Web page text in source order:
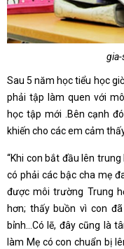
gia-
Sau 5 năm học tiểu học
phải tập làm quen với
học tập mới .Bên cạnh
khiến cho các em cảm
“Khi con bắt đầu lên
có phải các bậc cha mẹ
được môi trường Trung
hơn; thấy buồn vì con
bỉnh…Có lẽ, đây cũng là
làm Mẹ có con chuẩn bị